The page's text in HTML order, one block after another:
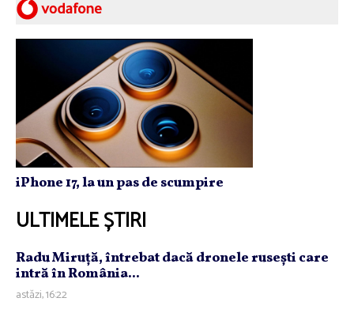
iPhone 17, la un pas de scumpire
ULTIMELE ȘTIRI
Radu Miruţă, întrebat dacă dronele ruseşti care
intră în România...
astăzi, 16:22